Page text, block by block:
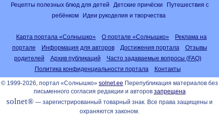
Рецепты полезных блюд для детей
Детские причёски
Путешествия с
ребёнком
Идеи рукоделия и творчества
Карта портала «Солнышко» О портале «Солнышко»
Реклама на
портале
Информация для авторов Достижения портала
Отзывы
родителей
Архив публикаций
Часто задаваемые вопросы (FAQ)
Политика конфиденциальности портала
Контакты
© 1999-2026, портал «Солнышко» solnet.ee Перепубликация материалов без
письменного согласия редакции и авторов запрещена
solnet® — зарегистрированный товарный знак. Все права защищены и
охраняются законом.